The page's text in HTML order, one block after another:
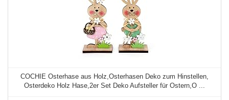
COCHIE Osterhase aus Holz,Osterhasen Deko zum Hinstellen,
Osterdeko Holz Hase,2er Set Deko Aufsteller für Ostern,O ...